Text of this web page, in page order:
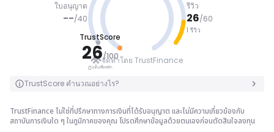
ใบอนุญาต
--/40
TrustScore
26/100
แตะเพื่อพลิก
ระวัง
แตะเพื่อพลิก
รีวิว
26/60
1 รีวิว
จัดทำโดย TrustFinance
TrustScore คำนวณอย่างไร?
TrustFinance ไม่ใช่ที่ปรึกษาทางการเงินที่ได้รับอนุญาต และไม่มีความเกี่ยวข้องกับ
สถาบันการเงินใด ๆ ในภูมิภาคของคุณ โปรดศึกษาข้อมูลด้วยตนเองก่อนตัดสินใจลงทุน